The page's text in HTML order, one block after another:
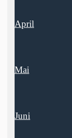
April
Mai
Juni